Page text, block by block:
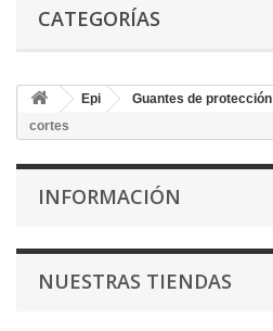
CATEGORÍAS
Epi Guantes de protección
cortes
INFORMACIÓN
NUESTRAS TIENDAS